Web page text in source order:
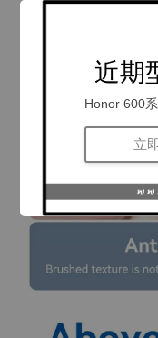
近期
Honor 600
立